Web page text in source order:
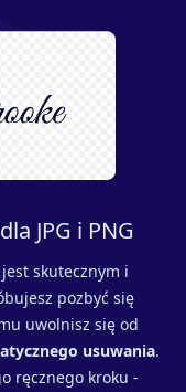
JPG i PNG
skutecznym i
pozbyć się
uwolnisz się od
usuwania.
ręcznego kroku -